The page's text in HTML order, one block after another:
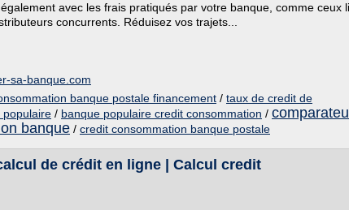
avec les frais pratiqués par votre banque, comme ceux
concurrents. Réduisez vos trajets...
sa-banque.com
banque postale financement / taux de credit de
populaire / banque populaire credit consommation /
banque / credit consommation banque postale
de crédit en ligne | Calcul credit